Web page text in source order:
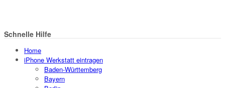
Schnelle Hilfe
Home
iPhone Werkstatt eintragen
Baden-Württemberg
Bayern